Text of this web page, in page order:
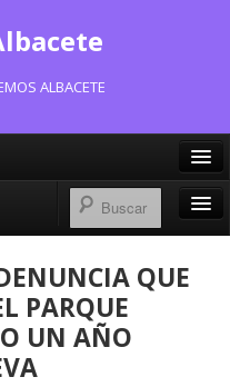
ALBACETE
QUE
PARQUE
UN AÑO